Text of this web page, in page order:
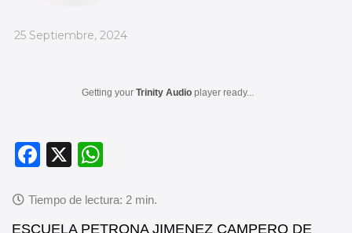
_
25 Septiembre, 2024
Getting your Trinity Audio player ready...
F
c
X
at
ESCUELA PETRONA JIMENEZ CAMPERO DE